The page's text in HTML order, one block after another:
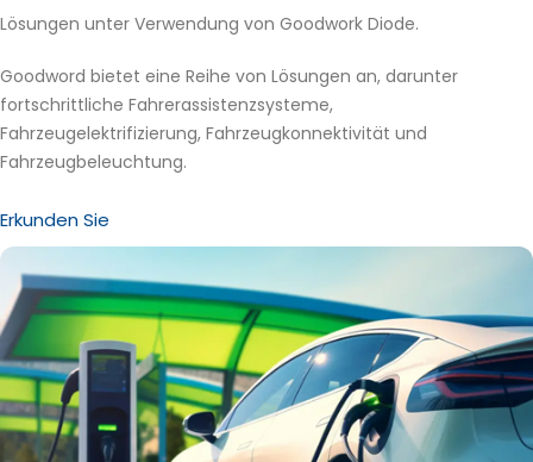
Lösungen unter Verwendung von Goodwork Diode.
Goodword bietet eine Reihe von Lösungen an, darunter
fortschrittliche Fahrerassistenzsysteme,
Fahrzeugelektrifizierung, Fahrzeugkonnektivität und
Fahrzeugbeleuchtung.
Erkunden Sie